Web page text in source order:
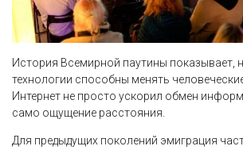
История Всемирной паутины показывает,
технологии способны менять
Интернет не просто ускорил обмен
само ощущение расстояния.
Для предыдущих поколений эмиграция